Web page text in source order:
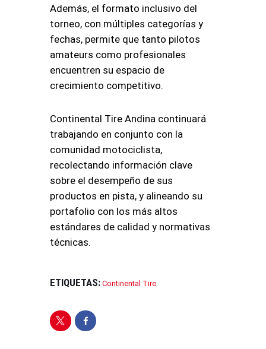
Además, el formato inclusivo del
torneo, con múltiples categorías y
fechas, permite que tanto pilotos
amateurs como profesionales
encuentren su espacio de
crecimiento competitivo.
Continental Tire Andina continuará
trabajando en conjunto con la
comunidad motociclista,
recolectando información clave
sobre el desempeño de sus
productos en pista, y alineando su
portafolio con los más altos
estándares de calidad y normativas
técnicas.
ETIQUETAS: Continental Tire